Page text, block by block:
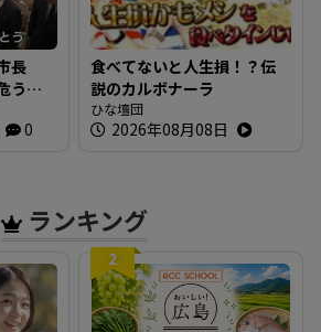
長
う
者
0
食べてないと人生損！？伝
説のカルボナーラ
ひな壇団
2026年08月08日
ランキング
2